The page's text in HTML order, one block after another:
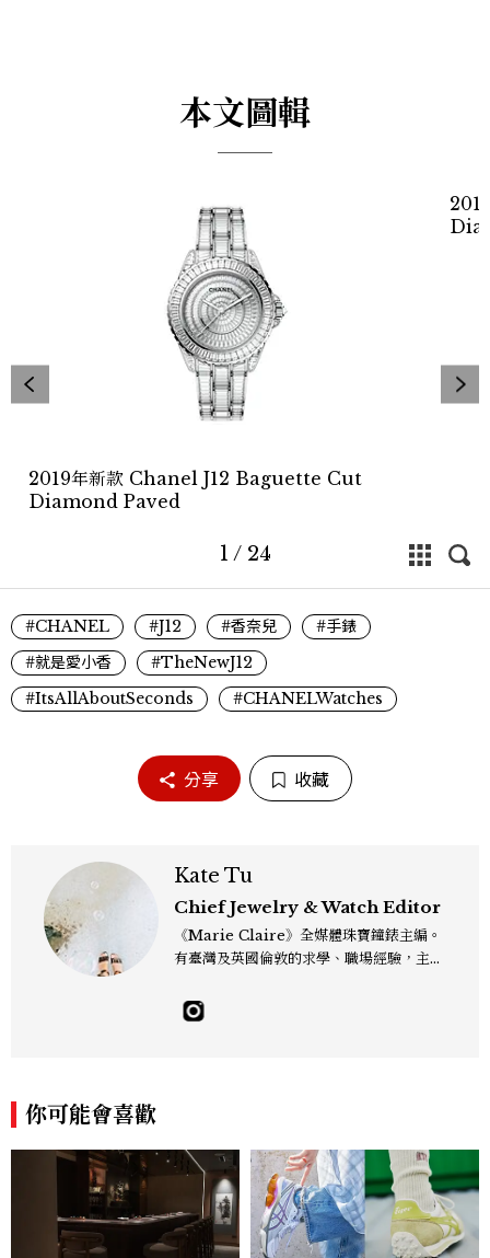
本文圖輯
2019年新款 Chanel J12 Baguette Cut
Diamond Paved
1 / 24
#CHANEL #J12 #香奈兒
#手錶
#就是愛小香
#TheNewJ12
#ItsAllAboutSeconds
#CHANELWatches
分享 收藏
Kate Tu
Chief Jewelry & Watch Editor
《Marie Claire》全媒體珠寶鐘錶主編。
有臺灣及英國倫敦的求學、職場經驗，主修
佳人》編輯工作內容，包括錶展等國際活動
採訪、珠寶市場動態等專題，及視覺拍攝執
你可能會喜歡